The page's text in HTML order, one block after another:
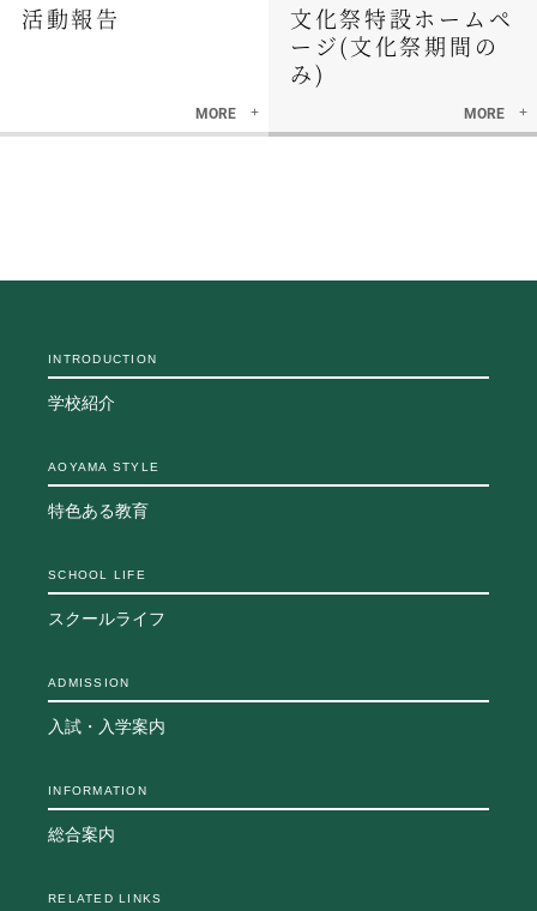
活動報告
MORE
文化祭特設ホームペ
ージ(文化祭期間の
み)
MORE
INTRODUCTION
学校紹介
AOYAMA STYLE
特色ある教育
SCHOOL LIFE
スクールライフ
ADMISSION
入試・入学案内
INFORMATION
総合案内
RELATED LINKS